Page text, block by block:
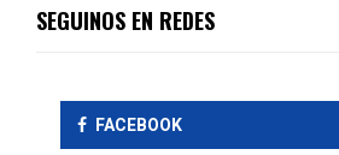
SEGUINOS EN REDES
FACEBOOK